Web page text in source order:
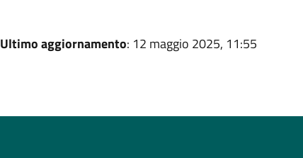
Ultimo aggiornamento: 12 maggio 2025, 11:55